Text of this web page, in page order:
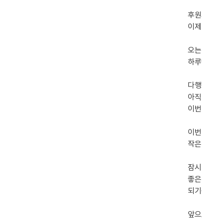
후
이
오
하
다
아
이
이
작
잠
좋
되
앞